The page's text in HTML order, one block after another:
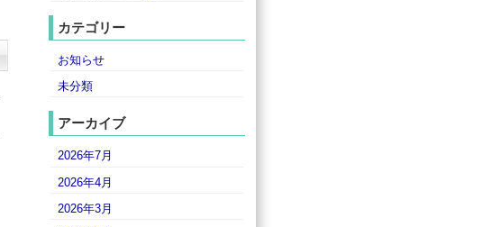
カテゴリー
お知らせ
未分類
アーカイブ
2026年7月
2026年4月
2026年3月